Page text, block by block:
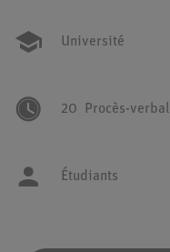
Université
20 Procès-verbal
Étudiants